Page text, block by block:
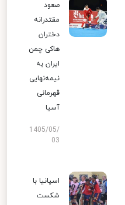
صعود
مقتدرانه
دختران
هاکی چمن
ایران به
نیمه‌نهایی
قهرمانی
آسیا
1405/05/
03
اسپانیا با
شکست